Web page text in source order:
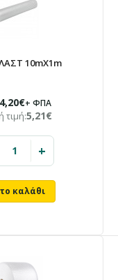
10mX1m
4,20€+ ΦΠΑ
τιμή:5,21€
+